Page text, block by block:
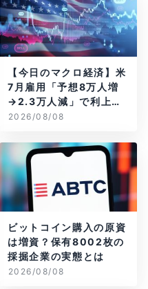
【今日のマクロ経済】米
7月雇用「予想8万人増
→2.3万人減」で利上げ
観測後退
2026/08/08
ビットコイン購入の原資
は増資？保有8002枚の
採掘企業の実態とは
2026/08/08